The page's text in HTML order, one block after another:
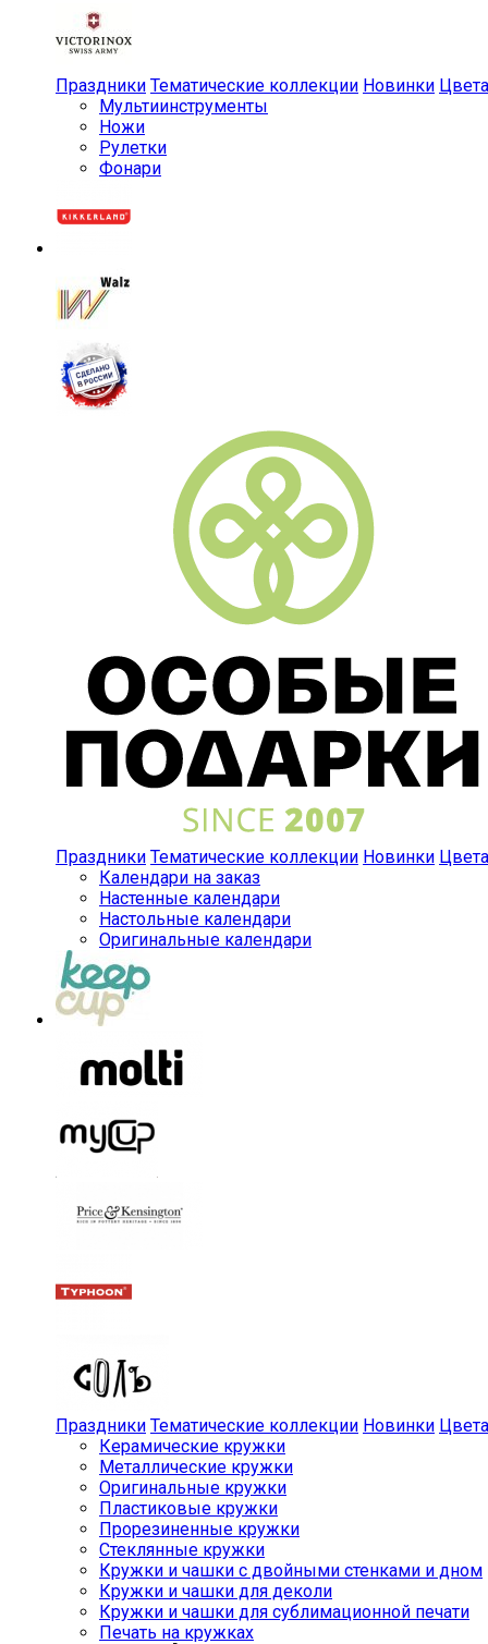
Праздники Тематические коллекции Новинки Цвета
Мульти­инструменты
Ножи
Рулетки
Фонари
Праздники Тематические коллекции Новинки Цвета
Календари на заказ
Настенные календари
Настольные календари
Оригинальные календари
Праздники Тематические коллекции Новинки Цвета
Керамические кружки
Металлические кружки
Оригинальные кружки
Пластиковые кружки
Прорезиненные кружки
Стеклянные кружки
Кружки и чашки с двойными стенками и дном
Кружки и чашки для деколи
Кружки и чашки для сублимационной печати
Печать на кружках